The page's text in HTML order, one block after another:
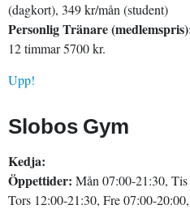
(dagkort), 349 kr/mån (student)
Personlig Tränare
12 timmar 5700 kr.
Upp!
Slobos Gym
Kedja:
Öppettider: Mån 07:00-21:30,
Tors 12:00-21:30, Fre 07:00-